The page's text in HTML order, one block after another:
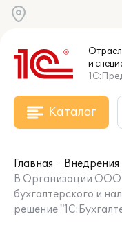
и
Каталог
Главная
Внедрения
В Организации ООО
бухгалтерского и
решение